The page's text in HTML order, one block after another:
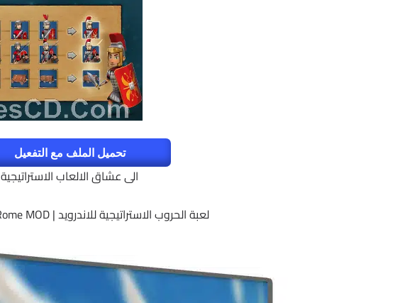
تحميل الملف مع التفعيل
الى عشاق الالعاب الاستراتيجية
لعبة الحروب الاستراتيجية للاندرويد | Grow Empire Rome MOD